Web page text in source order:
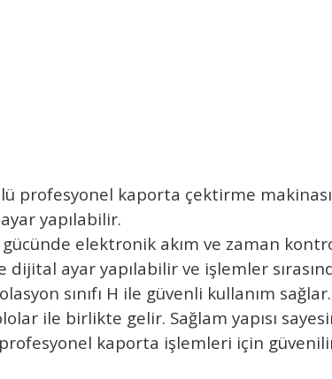
profesyonel kaporta çektirme
yapılabilir.
elektronik akım ve zaman
ayar yapılabilir ve işlemler
sınıfı H ile güvenli kullanım
ile birlikte gelir. Sağlam yapısı
kaporta işlemleri için